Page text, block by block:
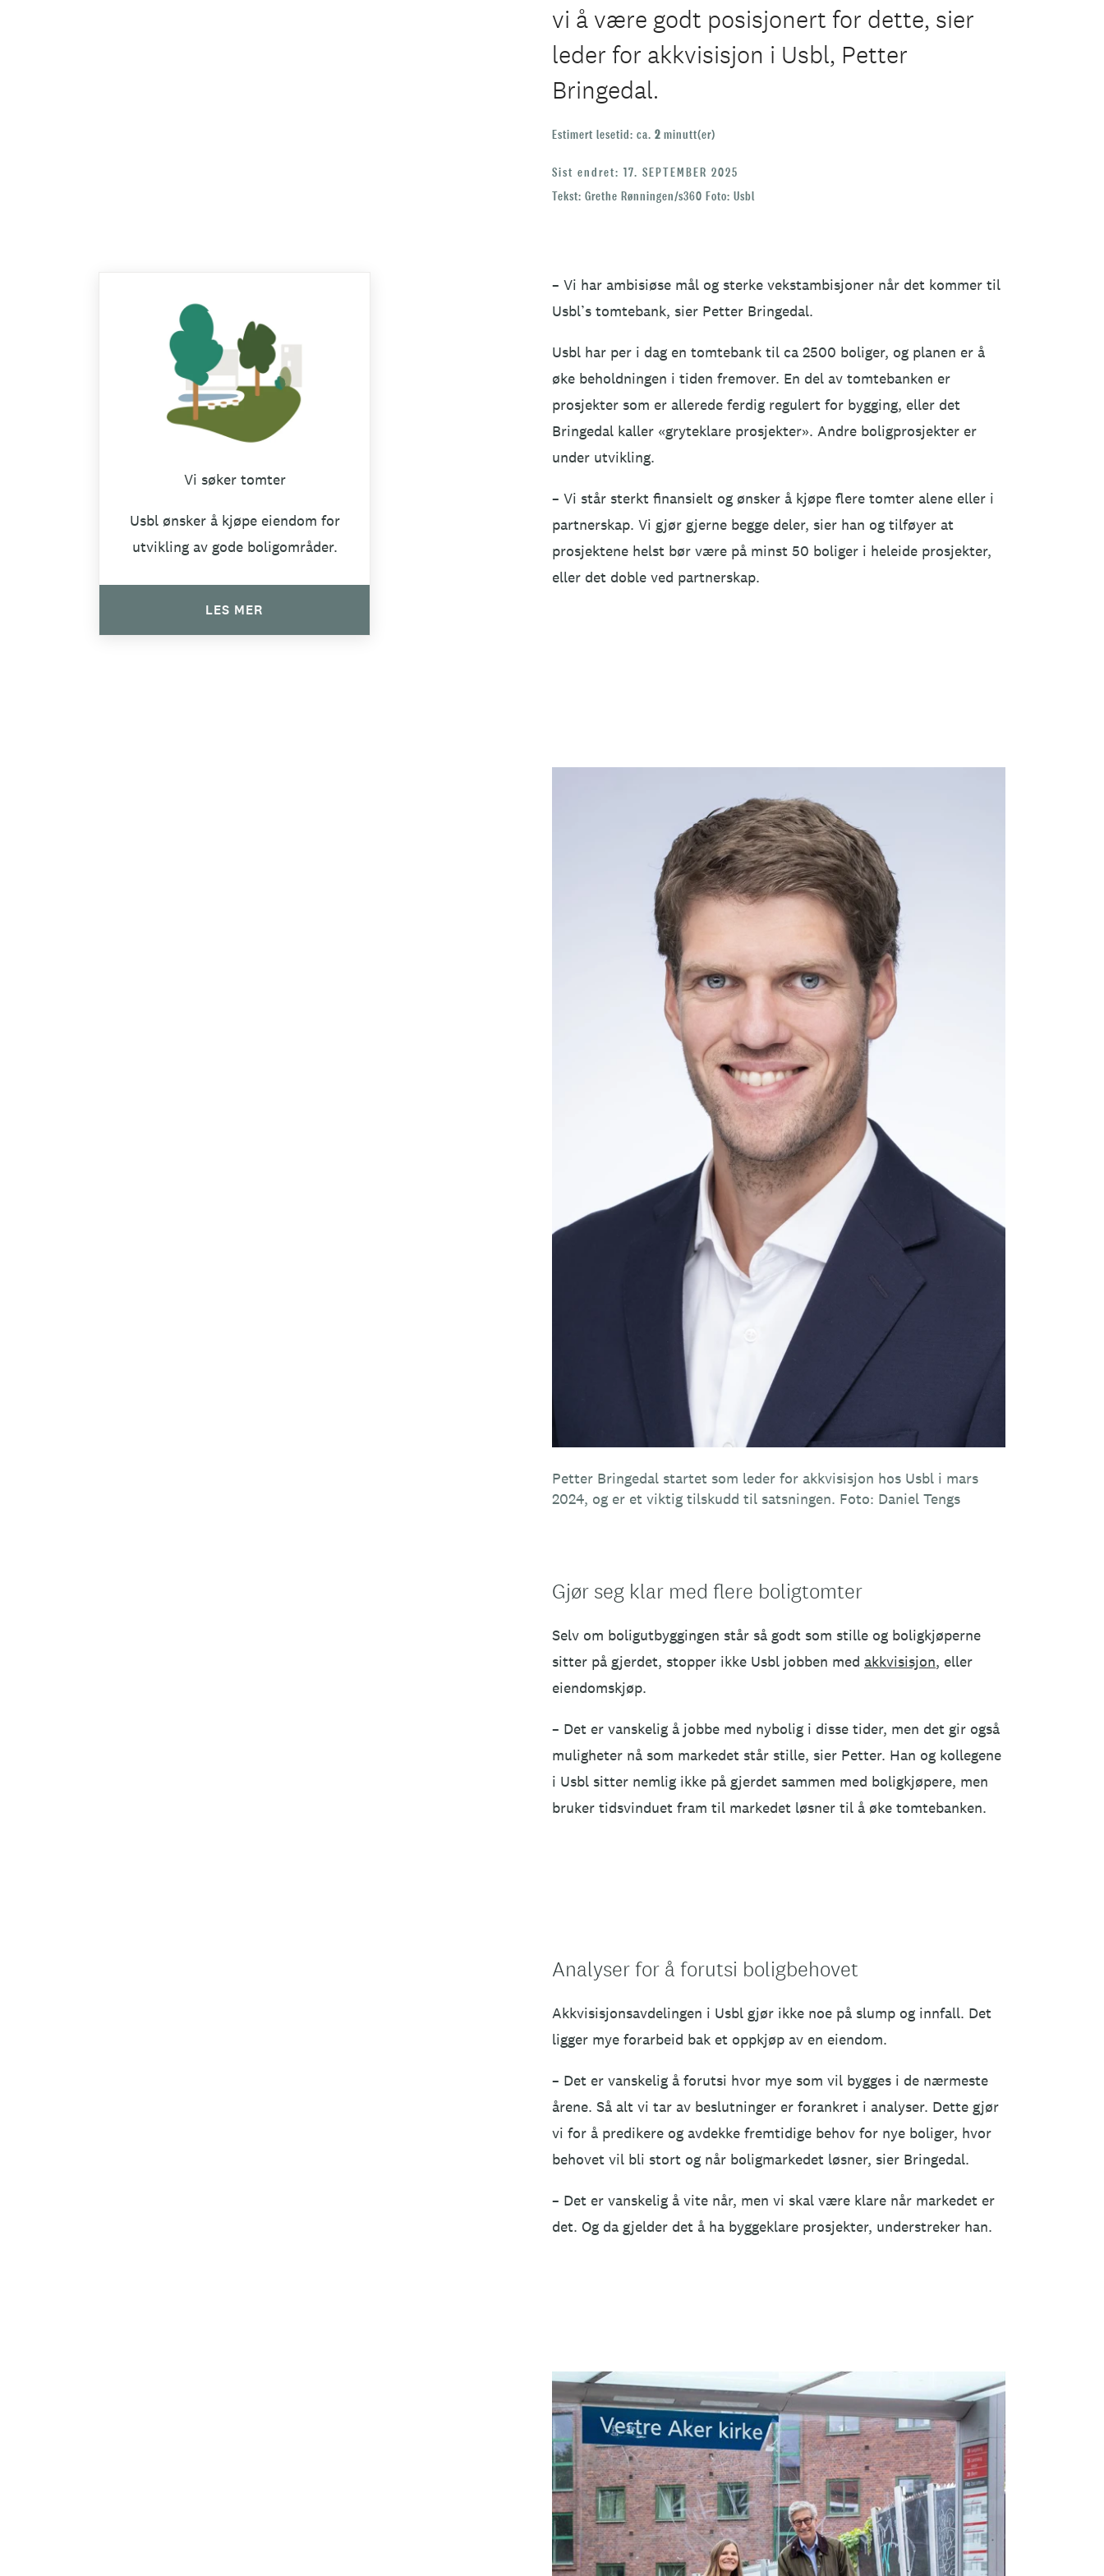
vi å være godt posisjonert for dette, sier
leder for akkvisisjon i Usbl, Petter
Bringedal.
Estimert lesetid: ca. 2 minutt(er)
Sist endret: 17. SEPTEMBER 2025
Tekst: Grethe Rønningen/s360 Foto: Usbl
Vi søker tomter
Usbl ønsker å kjøpe eiendom for
utvikling av gode boligområder.
LES MER
– Vi har ambisiøse mål og sterke vekstambisjoner når det kommer til
Usbl’s tomtebank, sier Petter Bringedal.
Usbl har per i dag en tomtebank til ca 2500 boliger, og planen er å
øke beholdningen i tiden fremover. En del av tomtebanken er
prosjekter som er allerede ferdig regulert for bygging, eller det
Bringedal kaller «gryteklare prosjekter». Andre boligprosjekter er
under utvikling.
– Vi står sterkt finansielt og ønsker å kjøpe flere tomter alene eller i
partnerskap. Vi gjør gjerne begge deler, sier han og tilføyer at
prosjektene helst bør være på minst 50 boliger i heleide prosjekter,
eller det doble ved partnerskap.
Petter Bringedal startet som leder for akkvisisjon hos Usbl i mars
2024, og er et viktig tilskudd til satsningen. Foto: Daniel Tengs
Gjør seg klar med flere boligtomter
Selv om boligutbyggingen står så godt som stille og boligkjøperne
sitter på gjerdet, stopper ikke Usbl jobben med akkvisisjon, eller
eiendomskjøp.
– Det er vanskelig å jobbe med nybolig i disse tider, men det gir også
muligheter nå som markedet står stille, sier Petter. Han og kollegene
i Usbl sitter nemlig ikke på gjerdet sammen med boligkjøpere, men
bruker tidsvinduet fram til markedet løsner til å øke tomtebanken.
Analyser for å forutsi boligbehovet
Akkvisisjonsavdelingen i Usbl gjør ikke noe på slump og innfall. Det
ligger mye forarbeid bak et oppkjøp av en eiendom.
– Det er vanskelig å forutsi hvor mye som vil bygges i de nærmeste
årene. Så alt vi tar av beslutninger er forankret i analyser. Dette gjør
vi for å predikere og avdekke fremtidige behov for nye boliger, hvor
behovet vil bli stort og når boligmarkedet løsner, sier Bringedal.
– Det er vanskelig å vite når, men vi skal være klare når markedet er
det. Og da gjelder det å ha byggeklare prosjekter, understreker han.